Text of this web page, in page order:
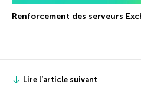
Renforcement des serveurs
Lire l’article suivant